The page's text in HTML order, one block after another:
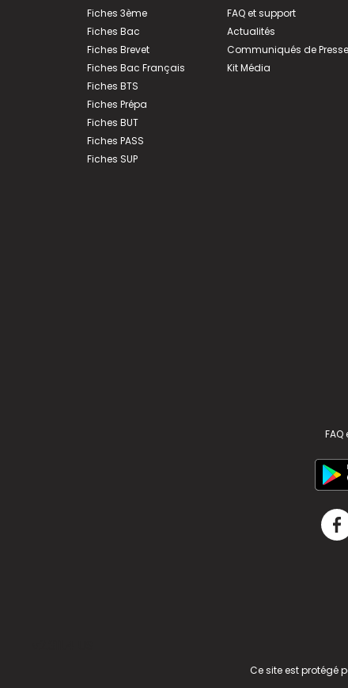
Fiches 3ème
Fiches Bac
Fiches Brevet
Fiches Bac Français
Fiches BTS
Fiches Prépa
Fiches BUT
Fiches PASS
Fiches SUP
FAQ et support
Actualités
Communiqués de Presse
Kit Média
Ce site est protégé